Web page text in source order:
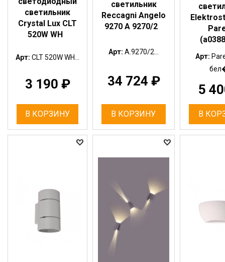
светильник
Crystal Lux CLT
520W WH
Арт: CLT 520W WH...
3 190 ₽
В КОРЗИНУ
светильник
Reccagni Angelo
9270 A 9270/2
Арт: A.9270/2...
34 724 ₽
В КОРЗИНУ
Арт:
5
В